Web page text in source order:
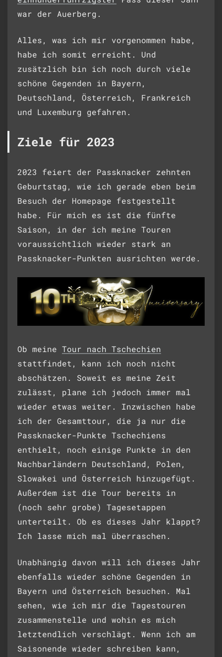
war der Auerberg.
Alles, was ich mir vorgenommen habe,
habe ich somit erreicht. Und
zusätzlich bin ich noch durch viele
schöne Gegenden in Bayern,
Deutschland, Österreich, Frankreich
und Luxemburg gefahren.
Ziele für 2023
2023 feiert der Passknacker zehnten
Geburtstag, wie ich gerade eben beim
Besuch der Homepage festgestellt
habe. Für mich es ist die fünfte
Saison, in der ich meine Touren
voraussichtlich wieder stark an
Passknacker-Punkten ausrichten werde.
Ob meine Tour nach Tschechien
stattfindet, kann ich noch nicht
abschätzen. Soweit es meine Zeit
zulässt, plane ich jedoch immer mal
wieder etwas weiter. Inzwischen habe
ich der Gesamttour, die ja nur die
Passknacker-Punkte Tschechiens
enthielt, noch einige Punkte in den
Nachbarländern Deutschland, Polen,
Slowakei und Österreich hinzugefügt.
Außerdem ist die Tour bereits in
(noch sehr grobe) Tagesetappen
unterteilt. Ob es dieses Jahr klappt?
Ich lasse mich mal überraschen.
Unabhängig davon will ich dieses Jahr
ebenfalls wieder schöne Gegenden in
Bayern und Österreich besuchen. Mal
sehen, wie ich mir die Tagestouren
zusammenstelle und wohin es mich
letztendlich verschlägt. Wenn ich am
Saisonende wieder schreiben kann,